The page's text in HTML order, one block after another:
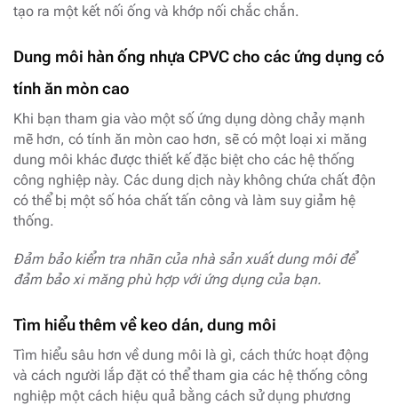
tạo ra một kết nối ống và khớp nối chắc chắn.
Dung môi hàn ống nhựa CPVC cho các ứng dụng có
tính ăn mòn cao
Khi bạn tham gia vào một số ứng dụng dòng chảy mạnh
mẽ hơn, có tính ăn mòn cao hơn, sẽ có một loại xi măng
dung môi khác được thiết kế đặc biệt cho các hệ thống
công nghiệp này. Các dung dịch này không chứa chất độn
có thể bị một số hóa chất tấn công và làm suy giảm hệ
thống.
Đảm bảo kiểm tra nhãn của nhà sản xuất dung môi để
đảm bảo xi măng phù hợp với ứng dụng của bạn.
Tìm hiểu thêm về keo dán, dung môi
Tìm hiểu sâu hơn về dung môi là gì, cách thức hoạt động
và cách người lắp đặt có thể tham gia các hệ thống công
nghiệp một cách hiệu quả bằng cách sử dụng phương